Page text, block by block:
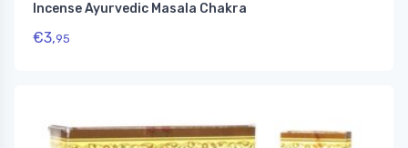
Incense Ayurvedic Masala Chakra
€3,95